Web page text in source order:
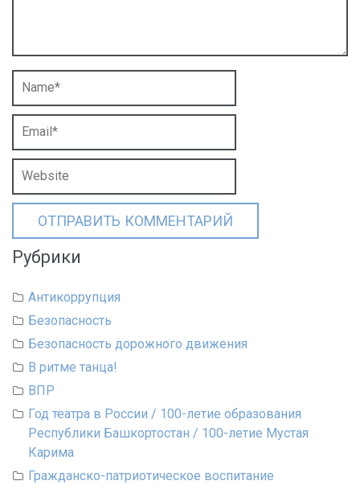
Рубрики
Антикоррупция
Безопасность
Безопасность дорожного движения
В ритме танца!
ВПР
Год театра в России / 100-летие образования
Республики Башкортостан / 100-летие Мустая
Карима
Гражданско-патриотическое воспитание